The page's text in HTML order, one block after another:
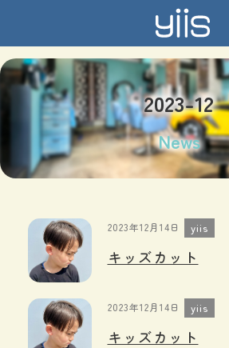
2023-12
News
2023年12月14日 yiis
キッズカット️
2023年12月14日 yiis
キッズカット️